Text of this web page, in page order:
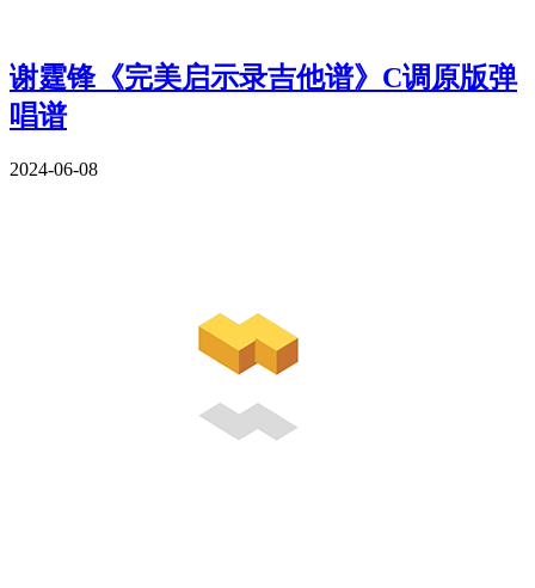
谢霆锋《完美启示录吉他谱》C调原版弹
唱谱
2024-06-08